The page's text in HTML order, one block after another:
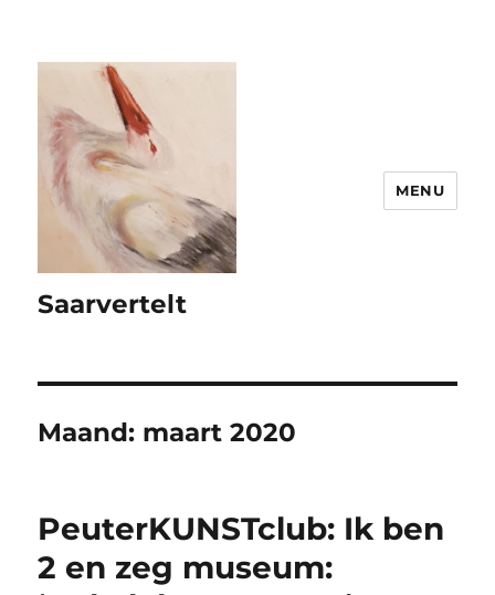
Saarvertelt
MENU
Maand: maart 2020
PeuterKUNSTclub: Ik ben
2 en zeg museum: